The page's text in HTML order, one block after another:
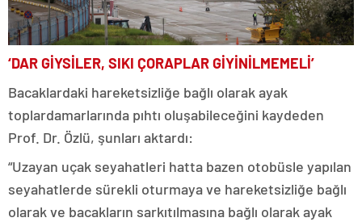
‘DAR GİYSİLER, SIKI ÇORAPLAR GİYİNİLMEMELİ’
Bacaklardaki hareketsizliğe bağlı olarak ayak
toplardamarlarında pıhtı oluşabileceğini kaydeden
Prof. Dr. Özlü, şunları aktardı:
“Uzayan uçak seyahatleri hatta bazen otobüsle yapılan
seyahatlerde sürekli oturmaya ve hareketsizliğe bağlı
olarak ve bacakların sarkıtılmasına bağlı olarak ayak